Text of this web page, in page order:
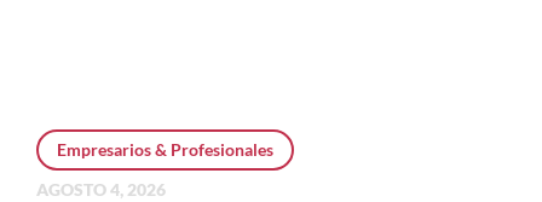
Empresarios & Profesionales
AGOSTO 4, 2026